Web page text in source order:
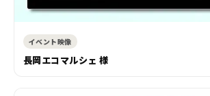
イベント映像
長岡エコマルシェ 様